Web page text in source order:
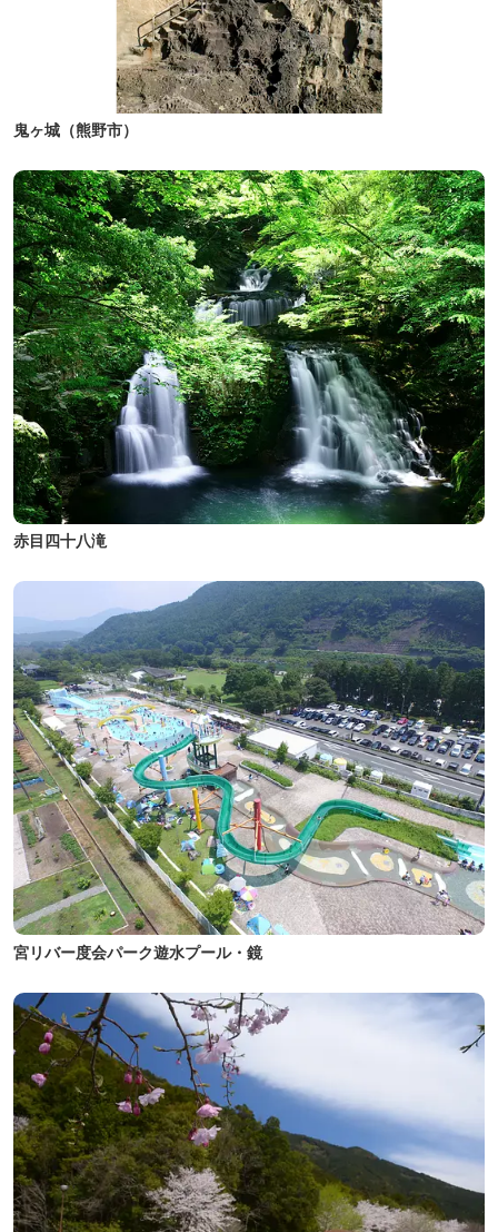
鬼ヶ城（熊野市）
赤目四十八滝
宮リバー度会パーク遊水プール・鏡